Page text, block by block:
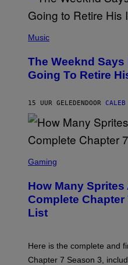
E
N
E
D
E
R
E
T
I
M
G
)
P
O
B
E
D
R
B
C
E
R
A
/
G
Y
I
Music
The Weeknd Says
Going To Retire
15 UUR GELEDEN DOOR
C
E
N
S
E
P
Gaming
How Many
Complete Chapter
List
Here is the complete and
Chapter 7 Season 3,